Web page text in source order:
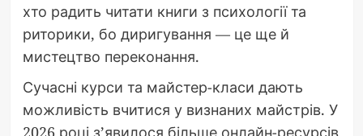
хто радить читати книги з психології та
риторики, бо диригування — це ще й
мистецтво переконання.
Сучасні курси та майстер-класи дають
можливість вчитися у визнаних майстрів. У
2026 році з’явилося більше онлайн-ресурсів